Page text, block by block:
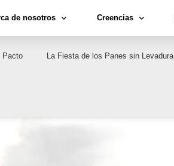
de nosotros Creencias
Pacto La Fiesta de los Panes sin Levadura